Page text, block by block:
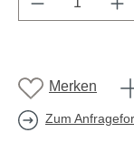
Merken
Zum